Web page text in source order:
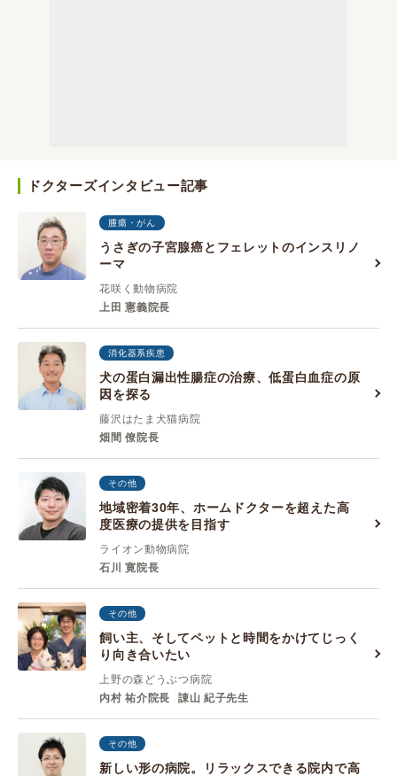
ドクターズインタビュー記事
腫瘍・がん
うさぎの子宮腺癌とフェレットのインスリノ
ーマ
花咲く動物病院
上田 憲義院長
消化器系疾患
犬の蛋白漏出性腸症の治療、低蛋白血症の原
因を探る
藤沢はたま犬猫病院
畑間 僚院長
その他
地域密着30年、ホームドクターを超えた高
度医療の提供を目指す
ライオン動物病院
石川 寛院長
その他
飼い主、そしてペットと時間をかけてじっく
り向き合いたい
上野の森どうぶつ病院
内村 祐介院長
諌山 紀子先生
その他
新しい形の病院。リラックスできる院内で高